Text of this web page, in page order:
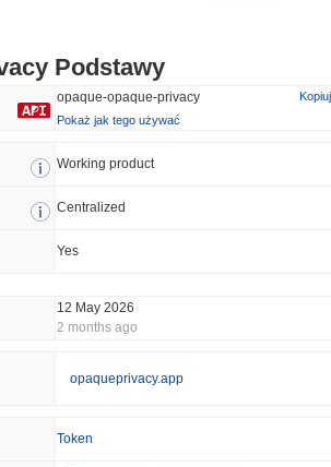
Podstawy
opaque-opaque-privacy
Kopiuj
Pokaż jak tego używać
Working product
Centralized
Yes
12 May 2026
2 months ago
opaqueprivacy.app
Token